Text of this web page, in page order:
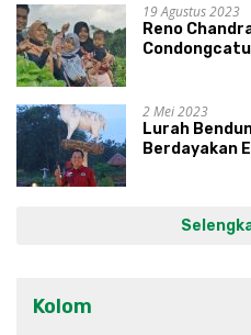
19 Agustus 2023
Reno
2 Mei 2023
Lurah
Berdayakan
Kolom